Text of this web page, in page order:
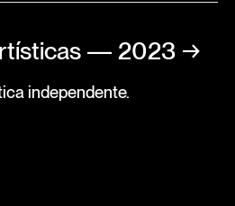
— 2023 →
independente.